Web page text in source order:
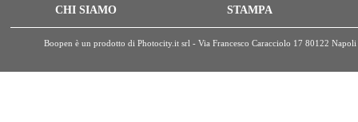
CHI SIAMO STAMPA
Boopen è un prodotto di Photocity.it srl - Via Francesco Caracciolo 17 80122